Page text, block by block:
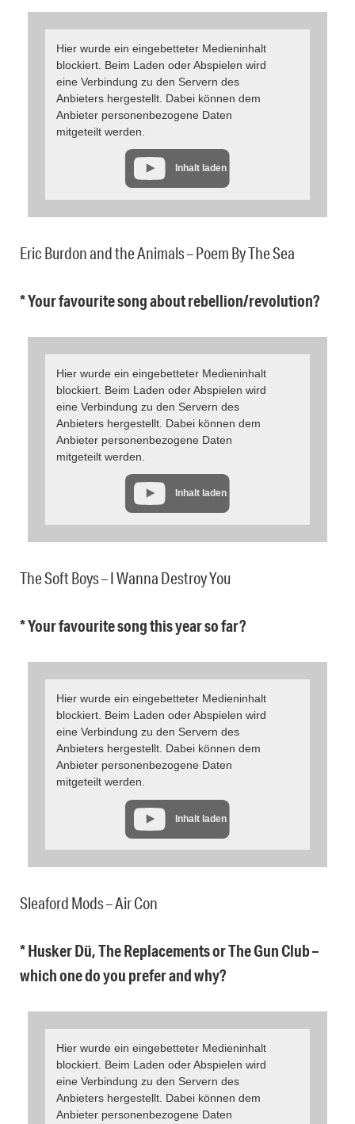
Hier wurde ein eingebetteter Medieninhalt
blockiert. Beim Laden oder Abspielen wird
eine Verbindung zu den Servern des
Anbieters hergestellt. Dabei können dem
Anbieter personenbezogene Daten
mitgeteilt werden.
Inhalt laden
Eric Burdon and the Animals – Poem By The Sea
* Your favourite song about rebellion/revolution?
Hier wurde ein eingebetteter Medieninhalt
blockiert. Beim Laden oder Abspielen wird
eine Verbindung zu den Servern des
Anbieters hergestellt. Dabei können dem
Anbieter personenbezogene Daten
mitgeteilt werden.
Inhalt laden
The Soft Boys – I Wanna Destroy You
* Your favourite song this year so far?
Hier wurde ein eingebetteter Medieninhalt
blockiert. Beim Laden oder Abspielen wird
eine Verbindung zu den Servern des
Anbieters hergestellt. Dabei können dem
Anbieter personenbezogene Daten
mitgeteilt werden.
Inhalt laden
Sleaford Mods – Air Con
* Husker Dü, The Replacements or The Gun Club –
which one do you prefer and why?
Hier wurde ein eingebetteter Medieninhalt
blockiert. Beim Laden oder Abspielen wird
eine Verbindung zu den Servern des
Anbieters hergestellt. Dabei können dem
Anbieter personenbezogene Daten